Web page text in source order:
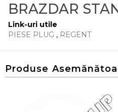
BRAZDAR
Link-uri utile
PIESE PLUG , REGENT
Produse